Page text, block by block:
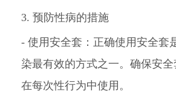
3. 预防性病的措施
- 使用安全套：正确使用安全套
染最有效的方式之一。确保安
在每次性行为中使用。